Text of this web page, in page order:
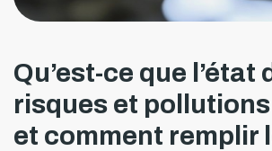
Qu’est-ce que l’état
risques et pollutions
et comment remplir